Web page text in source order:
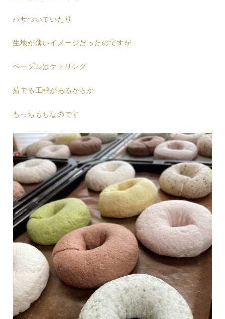
パサついていたり
生地が薄いイメージだったのですが
ベーグルはケトリング
茹でる工程があるからか
もっちもちなのです